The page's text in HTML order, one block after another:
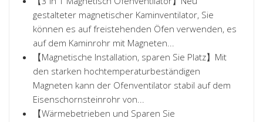
gestalteter magnetischer Kaminventilator, Sie
können es auf freistehenden Öfen verwenden, es
auf dem Kaminrohr mit Magneten...
【Magnetische Installation, sparen Sie Platz】Mit
den starken hochtemperaturbeständigen
Magneten kann der Ofenventilator stabil auf dem
Eisenschornsteinrohr von...
【Wärmebetrieben und Sparen Sie